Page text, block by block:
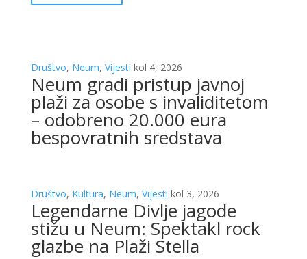
Društvo, Neum, Vijesti kol 4, 2026
Neum gradi pristup javnoj
plaži za osobe s invaliditetom
– odobreno 20.000 eura
bespovratnih sredstava
Društvo, Kultura, Neum, Vijesti kol 3, 2026
Legendarne Divlje jagode
stižu u Neum: Spektakl rock
glazbe na Plaži Stella